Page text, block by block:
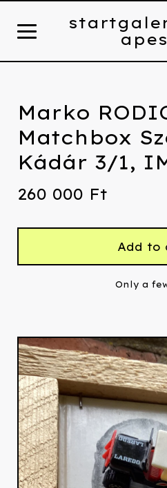
Marko
Matchbox
Kádár 3/1,
260 000 Ft
Add to
Only a